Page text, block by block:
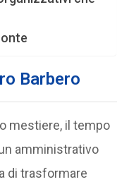
Barbero
mestiere, il tempo
amministrativo
di trasformare